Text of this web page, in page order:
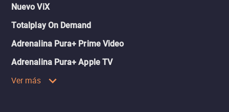
Nuevo ViX
Totalplay On Demand
Adrenalina Pura+ Prime Video
Adrenalina Pura+ Apple TV
Ver más